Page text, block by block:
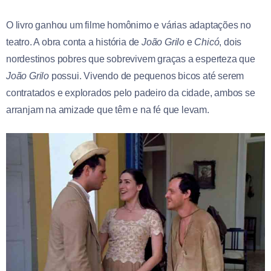
O livro ganhou um filme homônimo e várias adaptações no
teatro. A obra conta a história deJoão Grilo e Chicó, dois
nordestinos pobres que sobrevivem graças a esperteza que
João Grilo possui. Vivendo de pequenos bicos até serem
contratados e explorados pelo padeiro da cidade, ambos se
arranjam na amizade que têm e na fé que levam.